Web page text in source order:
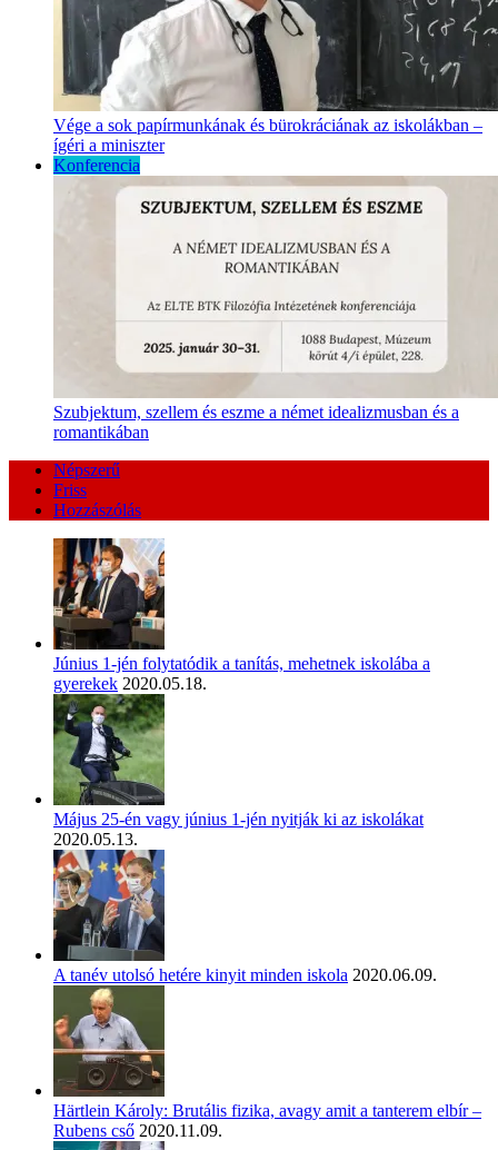
Vége a sok papírmunkának és bürokráciának az iskolákban –
ígéri a miniszter
Konferencia
Szubjektum, szellem és eszme a német idealizmusban és a
romantikában
Népszerű
Friss
Hozzászólás
Június 1-jén folytatódik a tanítás, mehetnek iskolába a
gyerekek 2020.05.18.
Május 25-én vagy június 1-jén nyitják ki az iskolákat
2020.05.13.
A tanév utolsó hetére kinyit minden iskola 2020.06.09.
Härtlein Károly: Brutális fizika, avagy amit a tanterem elbír –
Rubens cső 2020.11.09.